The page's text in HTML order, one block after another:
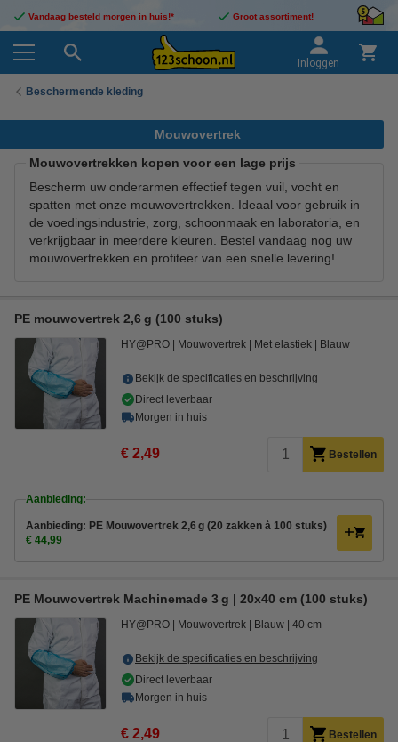
Vandaag besteld morgen in huis!* Groot assortiment!
Inloggen
Beschermende kleding
Mouwovertrek
Mouwovertrekken kopen voor een lage prijs
Bescherm uw onderarmen effectief tegen vuil, vocht en
spatten met onze mouwovertrekken. Ideaal voor gebruik in
de voedingsindustrie, zorg, schoonmaak en laboratoria, en
verkrijgbaar in meerdere kleuren. Bestel vandaag nog uw
mouwovertrekken en profiteer van een snelle levering!
PE mouwovertrek 2,6 g (100 stuks)
HY@PRO Mouwovertrek Met elastiek Blauw
Bekijk de specificaties en beschrijving
Direct leverbaar
Morgen in huis
€ 2,49 Bestellen
Aanbieding:
Aanbieding: PE Mouwovertrek 2,6 g (20 zakken à 100 stuks)
€ 44,99
PE Mouwovertrek Machinemade 3 g | 20x40 cm (100 stuks)
HY@PRO Mouwovertrek Blauw 40 cm
Bekijk de specificaties en beschrijving
Direct leverbaar
Morgen in huis
€ 2,49 Bestellen